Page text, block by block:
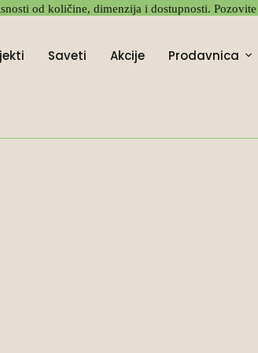
od količine, dimenzija i dostupnosti.
Saveti Akcije Prodavnica